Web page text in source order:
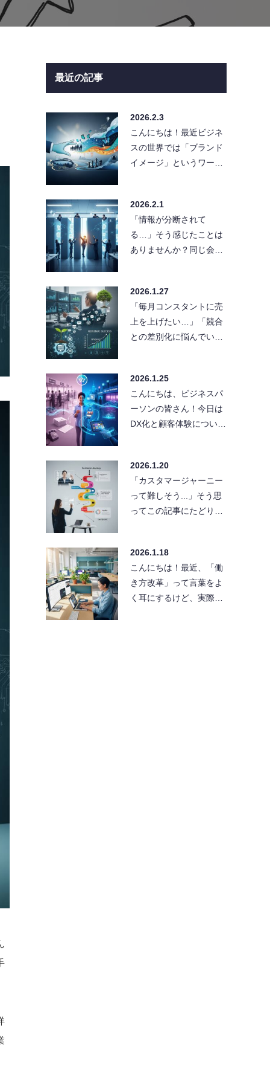
最近の記事
2026.2.3
こんにちは！最近ビジネ
スの世界では「ブランド
イメージ」というワード
言葉だけが先…
2026.2.1
「情報が分断されて
る…」そう感じたことは
ありませんか？同じ会社
同じ作業を何度…
2026.1.27
「毎月コンスタントに売
上を上げたい…」「競合
との差別化に悩んでい
必見です！今…
2026.1.25
こんにちは、ビジネスパ
ーソンの皆さん！今日は
DX化と顧客体験について
なきゃ」…
2026.1.20
「カスタマージャーニー
って難しそう...」そう思
ってこの記事にたどり着
グの成…
2026.1.18
こんにちは！最近、「働
き方改革」って言葉をよ
く耳にするけど、実際に